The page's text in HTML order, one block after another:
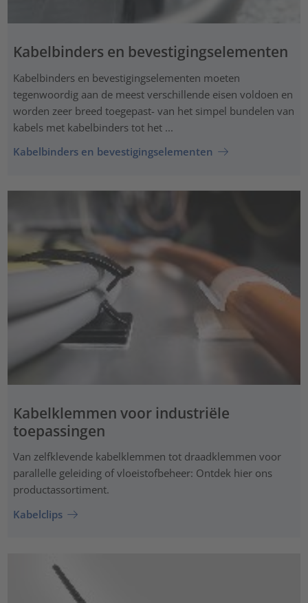
Kabelbinders en bevestigingselementen
Kabelbinders en bevestigingselementen moeten
tegenwoordig aan de meest verschillende eisen voldoen en
worden zeer breed toegepast- van het simpel bundelen van
kabels met kabelbinders tot het ...
Kabelbinders en bevestigingselementen
Kabelklemmen voor industriële
toepassingen
Van zelfklevende kabelklemmen tot draadklemmen voor
parallelle geleiding of vloeistofbeheer: Ontdek hier ons
productassortiment.
Kabelclips